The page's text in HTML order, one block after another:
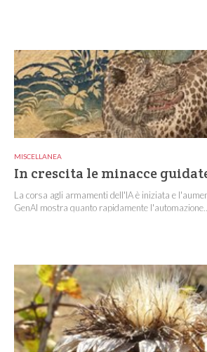
MISCELLANEA
In crescita le minacce
La corsa agli armamenti dell'IA è iniziata e
GenAI mostra quanto rapidamente